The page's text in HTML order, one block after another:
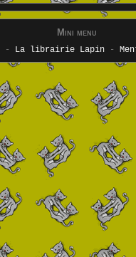
Mini menu
- La librairie Lapin-